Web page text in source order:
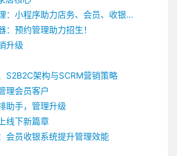
一站式美容院管理：小程序助力店务、会员、收银高效运营
：预约管理助力招生！
升级
S2B2C架构与SCRM营销策略
理会员客户
助手，管理升级
线下新篇章
会员收银系统提升管理效能